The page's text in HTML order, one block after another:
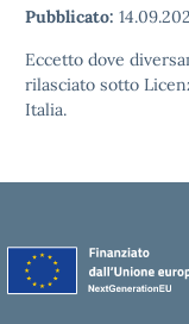
Pubblicato:
Eccetto dove
rilasciato sotto
Italia.